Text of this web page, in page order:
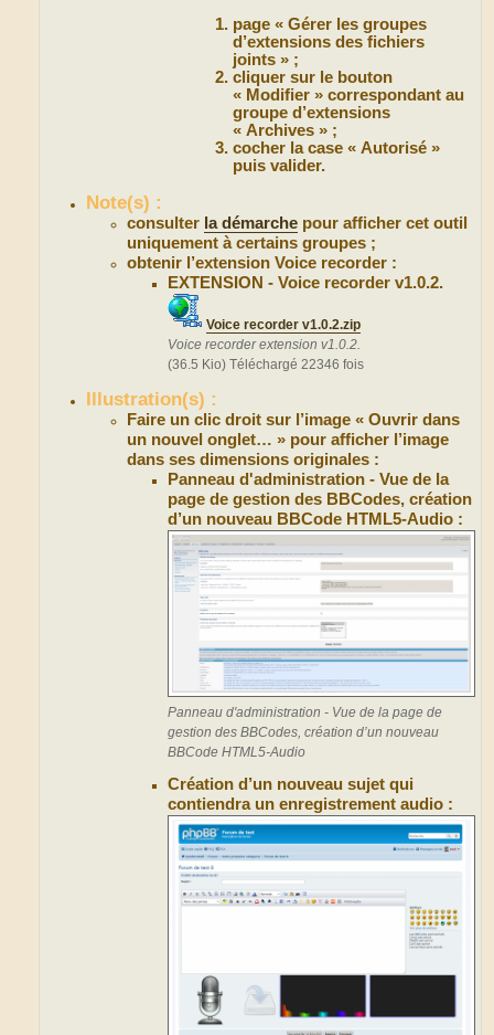
page « Gérer les groupes
d’extensions des fichiers
joints » ;
cliquer sur le bouton
« Modifier » correspondant au
groupe d’extensions
« Archives » ;
cocher la case « Autorisé »
puis valider.
Note(s) :
consulter la démarche pour afficher cet outil
uniquement à certains groupes ;
obtenir l’extension Voice recorder :
EXTENSION - Voice recorder v1.0.2.
Voice recorder v1.0.2.zip
Voice recorder extension v1.0.2.
(36.5 Kio) Téléchargé 22346 fois
Illustration(s) :
Faire un clic droit sur l’image « Ouvrir dans
un nouvel onglet… » pour afficher l’image
dans ses dimensions originales :
Panneau d'administration - Vue de la
page de gestion des BBCodes, création
d’un nouveau BBCode HTML5-Audio :
Panneau d'administration - Vue de la page de
gestion des BBCodes, création d’un nouveau
BBCode HTML5-Audio
Création d’un nouveau sujet qui
contiendra un enregistrement audio :